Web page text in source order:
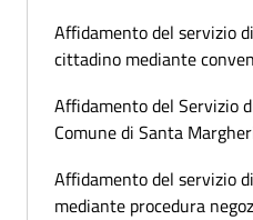
Affidamento del servizio
cittadino mediante
Affidamento del Servizio
Comune di Santa
Affidamento del servizio
mediante procedura